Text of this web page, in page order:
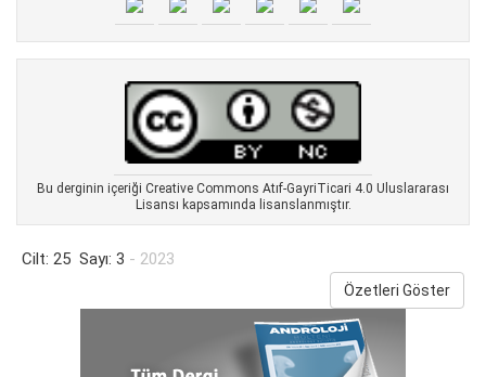
Bu derginin içeriği Creative Commons Atıf-GayriTicari 4.0 Uluslararası
Lisansı kapsamında lisanslanmıştır.
Cilt: 25 Sayı: 3 - 2023
Özetleri Göster